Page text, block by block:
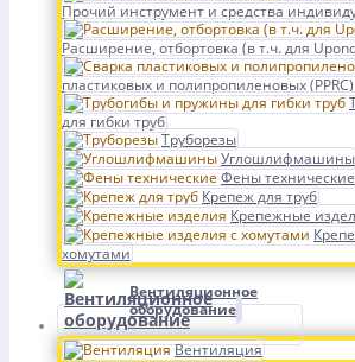
Прочий инструмент и средства
Расширение, отбортовка (в т.ч. для
пластиковых и полипропиленовых
для гибки труб
Труборезы
Углошлифмашины
Фены технические
Крепеж для труб
Крепежные
хомутами
Вентиляционное
оборудование
Вентиляция